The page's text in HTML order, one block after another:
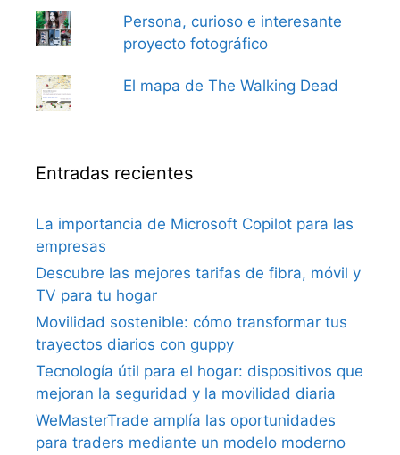
Persona, curioso e interesante
proyecto fotográfico
El mapa de The Walking Dead
Entradas recientes
La importancia de Microsoft Copilot para las
empresas
Descubre las mejores tarifas de fibra, móvil y
TV para tu hogar
Movilidad sostenible: cómo transformar tus
trayectos diarios con guppy
Tecnología útil para el hogar: dispositivos que
mejoran la seguridad y la movilidad diaria
WeMasterTrade amplía las oportunidades
para traders mediante un modelo moderno